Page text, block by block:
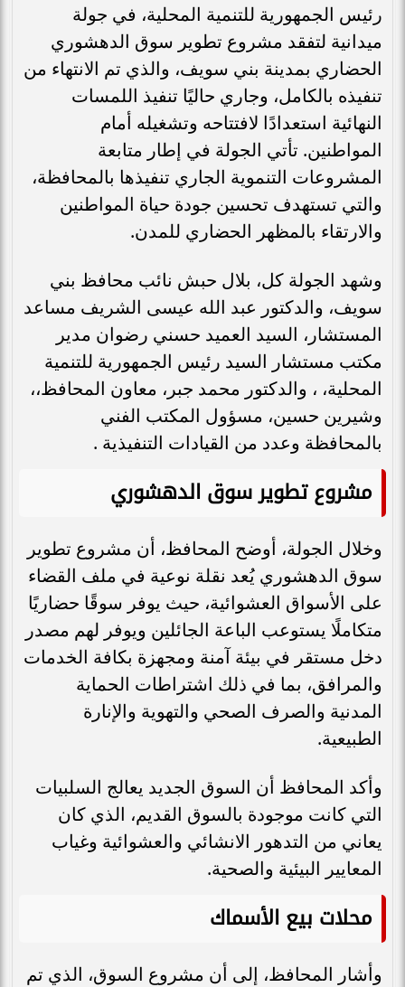
رئيس الجمهورية للتنمية المحلية، في جولة
ميدانية لتفقد مشروع تطوير سوق الدهشوري
الحضاري بمدينة بني سويف، والذي تم الانتهاء من
تنفيذه بالكامل، وجاري حاليًا تنفيذ اللمسات
النهائية استعدادًا لافتتاحه وتشغيله أمام
المواطنين. تأتي الجولة في إطار متابعة
المشروعات التنموية الجاري تنفيذها بالمحافظة،
والتي تستهدف تحسين جودة حياة المواطنين
والارتقاء بالمظهر الحضاري للمدن.
وشهد الجولة كل، بلال حبش نائب محافظ بني
سويف، والدكتور عبد الله عيسى الشريف مساعد
المستشار، السيد العميد حسني رضوان مدير
مكتب مستشار السيد رئيس الجمهورية للتنمية
المحلية، ، والدكتور محمد جبر، معاون المحافظ،،
وشيرين حسين، مسؤول المكتب الفني
بالمحافظة وعدد من القيادات التنفيذية .
مشروع تطوير سوق الدهشوري
وخلال الجولة، أوضح المحافظ، أن مشروع تطوير
سوق الدهشوري يُعد نقلة نوعية في ملف القضاء
على الأسواق العشوائية، حيث يوفر سوقًا حضاريًا
متكاملًا يستوعب الباعة الجائلين ويوفر لهم مصدر
دخل مستقر في بيئة آمنة ومجهزة بكافة الخدمات
والمرافق، بما في ذلك اشتراطات الحماية
المدنية والصرف الصحي والتهوية والإنارة
الطبيعية.
وأكد المحافظ أن السوق الجديد يعالج السلبيات
التي كانت موجودة بالسوق القديم، الذي كان
يعاني من التدهور الانشائي والعشوائية وغياب
المعايير البيئية والصحية.
محلات بيع الأسماك
وأشار المحافظ، إلى أن مشروع السوق، الذي تم